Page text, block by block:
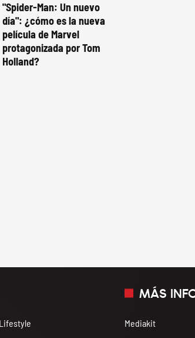
"Spider-Man: Un nuevo
día": ¿cómo es la nueva
película de Marvel
protagonizada por Tom
Holland?
Lifestyle
MÁS
Mediakit